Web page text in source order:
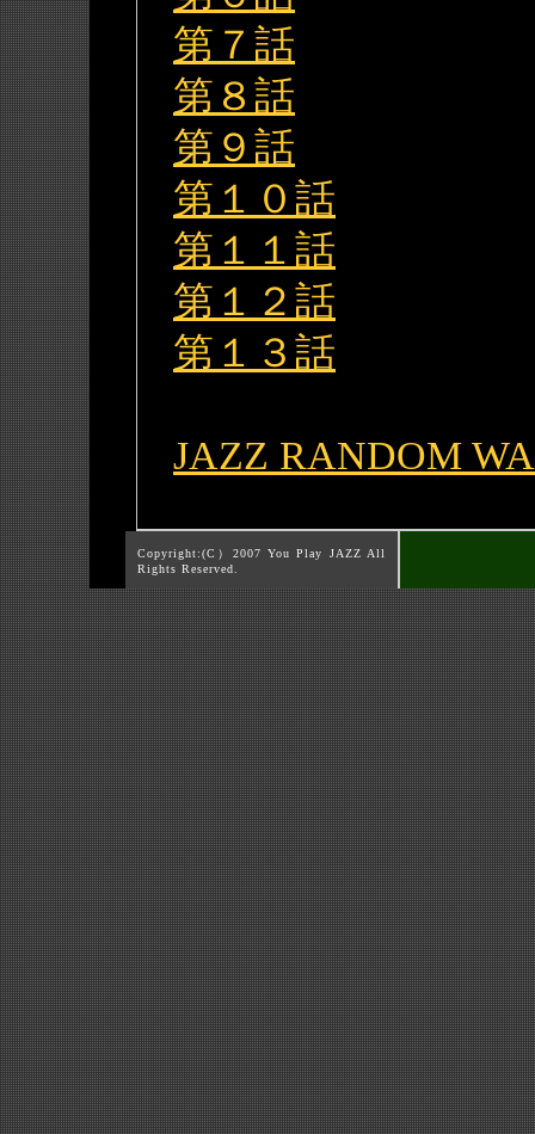
第７話
第８話
第９話
第１０話
第１１話
第１２話
第１３話
JAZZ RANDOM
Copyright:(C）2007 You Play JAZZ All
Rights Reserved.